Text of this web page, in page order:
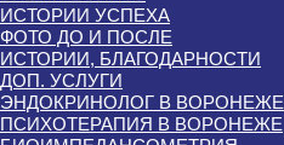
ИСТОРИИ УСПЕХА
ФОТО ДО И ПОСЛЕ
ИСТОРИИ, БЛАГОДАРНОСТИ
ДОП. УСЛУГИ
ЭНДОКРИНОЛОГ В ВОРОНЕЖЕ
ПСИХОТЕРАПИЯ В ВОРОНЕЖЕ